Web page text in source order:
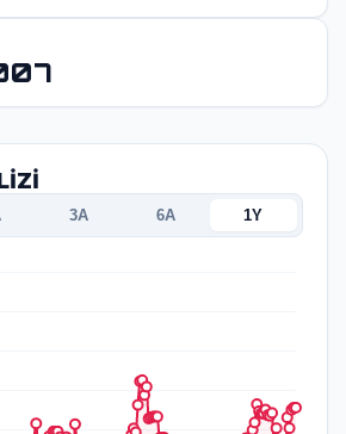
3A 6A 1Y